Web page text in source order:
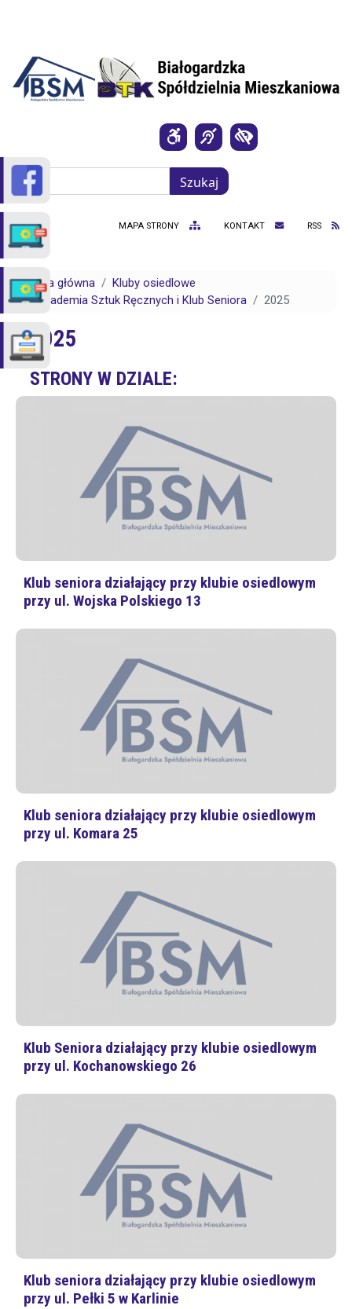
Szukaj
Szukaj
MAPA STRONY KONTAKT RSS
Strona główna
Kluby osiedlowe
Akademia Sztuk Ręcznych i Klub Seniora
2025
2025
STRONY W DZIALE:
Klub seniora działający przy klubie osiedlowym
przy ul. Wojska Polskiego 13
Klub seniora działający przy klubie osiedlowym
przy ul. Komara 25
Klub Seniora działający przy klubie osiedlowym
przy ul. Kochanowskiego 26
Klub seniora działający przy klubie osiedlowym
przy ul. Pełki 5 w Karlinie